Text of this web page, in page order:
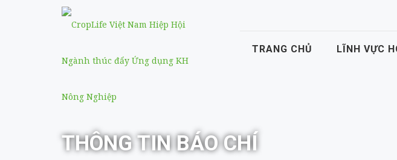
TRANG CHỦ LĨNH VỰC
THÔNG TIN BÁO CHÍ